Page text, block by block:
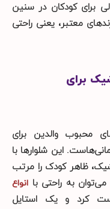
برای کودکان در سنین
معتبر، یعنی راحتی
برای
محبوب والدین برای
این شلوارها با
ظاهر کودک را مرتب
به راحتی با انواع
کرد و یک استایل